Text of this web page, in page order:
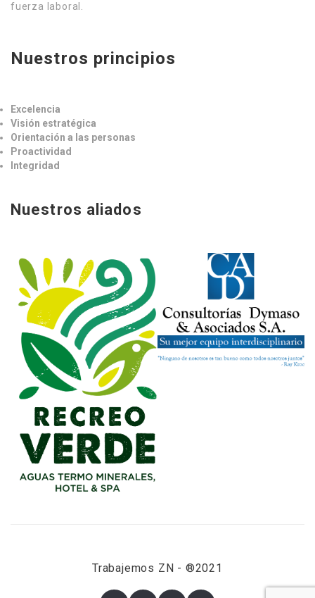
fuerza laboral.
Nuestros principios
Excelencia
Visión estratégica
Orientación a las personas
Proactividad
Integridad
Nuestros aliados
Trabajemos ZN - ®2021